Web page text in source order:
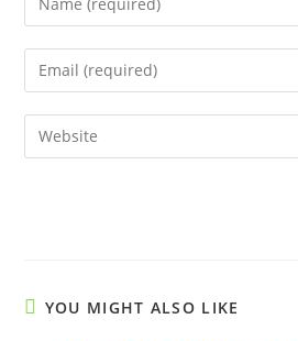
your
name
comment
Enter
your
email
address
Enter
your
YOU MIGHT ALSO LIKE